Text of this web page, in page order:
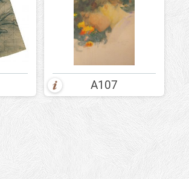
A107